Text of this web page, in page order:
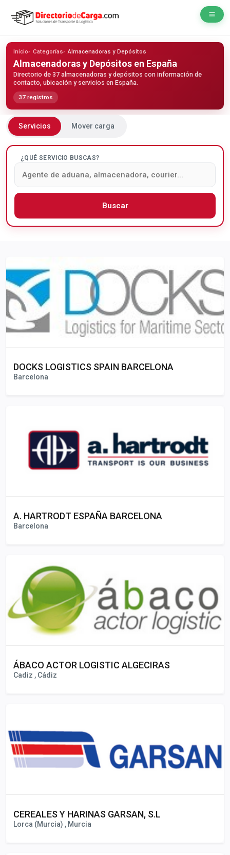
Inicio Categorías Almacenadoras y Depósitos
Almacenadoras y Depósitos en España
Directorio de 37 almacenadoras y depósitos con información de
contacto, ubicación y servicios en España.
37 registros
Servicios Mover carga
¿QUÉ SERVICIO BUSCAS?
Buscar
DOCKS LOGISTICS SPAIN BARCELONA
Barcelona
A. HARTRODT ESPAÑA BARCELONA
Barcelona
ÁBACO ACTOR LOGISTIC ALGECIRAS
Cadiz , Cádiz
CEREALES Y HARINAS GARSAN, S.L
Lorca (Murcia) , Murcia